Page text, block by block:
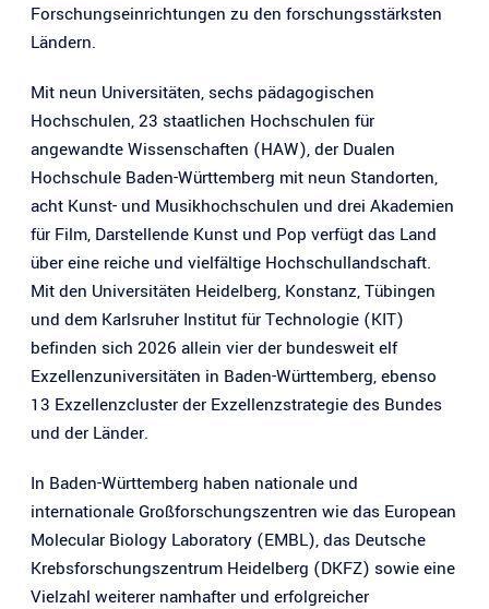
Forschungseinrichtungen zu den forschungsstärksten
Ländern.
Mit neun Universitäten, sechs pädagogischen
Hochschulen, 23 staatlichen Hochschulen für
angewandte Wissenschaften (HAW), der Dualen
Hochschule Baden-Württemberg mit neun Standorten,
acht Kunst- und Musikhochschulen und drei Akademien
für Film, Darstellende Kunst und Pop verfügt das Land
über eine reiche und vielfältige Hochschullandschaft.
Mit den Universitäten Heidelberg, Konstanz, Tübingen
und dem Karlsruher Institut für Technologie (KIT)
befinden sich 2026 allein vier der bundesweit elf
Exzellenzuniversitäten in Baden-Württemberg, ebenso
13 Exzellenzcluster der Exzellenzstrategie des Bundes
und der Länder.
In Baden-Württemberg haben nationale und
internationale Großforschungszentren wie das European
Molecular Biology Laboratory (EMBL), das Deutsche
Krebsforschungszentrum Heidelberg (DKFZ) sowie eine
Vielzahl weiterer namhafter und erfolgreicher